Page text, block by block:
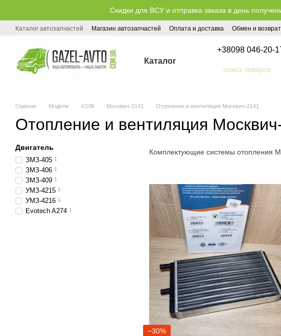
Перейти к основному контентуСкидки для ВСУ и отправка заказа в день
Каталог автозапчастей Магазин автозапчастей Оплата и доставка Обмен и возврат
Каталог
+38098 046-20-
Главная Модели АЗЛК Москвич-2141 Отопление и вентиляция Москвич-2141
Отопление и вентиляция
Комплектующие системы отопления
−30%
Двигатель
ЗМЗ-405 1
ЗМЗ-406 1
ЗМЗ-409 1
УМЗ-4215 1
УМЗ-4216 1
Evotech A274 1